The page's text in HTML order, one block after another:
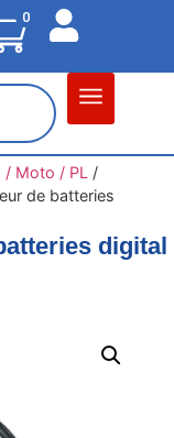
0
Moto / PL /
de batteries
digital